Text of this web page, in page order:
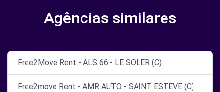
Agências similares
Free2Move Rent - ALS 66 - LE SOLER (C)
Free2move Rent - AMR AUTO - SAINT ESTEVE (C)